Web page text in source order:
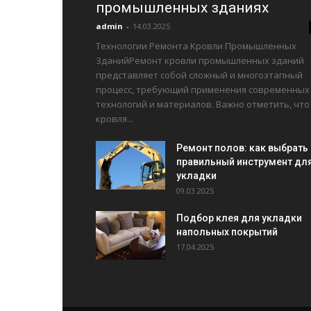
промышленных зданиях
admin - 14.03.2025
Технологии Ремонта Кровли Промышленных
ЗданийРемонт кровли промышленных зданий
представляет собой сложный и многоэтапный
процесс, требующий применения современных
технологий и материалов. Важно отметить, что
кровля...
Ремонт полов: как выбрать
правильный инструмент
укладки
09.03.2025
Подбор клея для укладки
напольных покрытий
17.04.2025